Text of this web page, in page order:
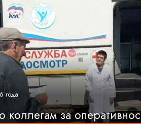
года
коллегам за